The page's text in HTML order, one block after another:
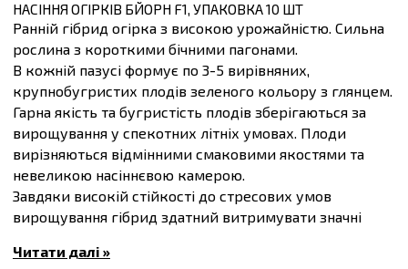
НАСІННЯ ОГІРКІВ БЙОРН F1, УПАКОВКА 10 ШТ
Ранній гібрид огірка з високою урожайністю. Сильна
рослина з короткими бічними пагонами.
В кожній пазусі формує по 3-5 вирівняних,
крупнобугристих плодів зеленого кольору з глянцем.
Гарна якість та бугристість плодів зберігаються за
вирощування у спекотних літніх умовах. Плоди
вирізняються відмінними смаковими якостями та
невеликою насіннєвою камерою.
Завдяки високій стійкості до стресових умов
вирощування гібрид здатний витримувати значні
Посів проводять після загрози заморозків, у ґрунт
Читати далі »